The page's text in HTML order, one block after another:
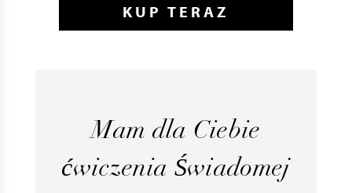
KUP TERAZ
Mam dla Ciebie
ćwiczenia Świadomej